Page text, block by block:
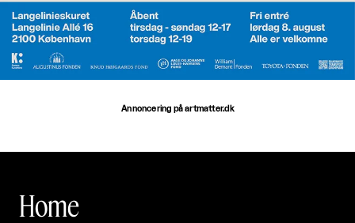
Annoncering på artmatter.dk
Home